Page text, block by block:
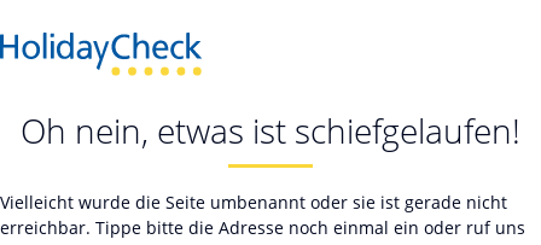
Oh nein, etwas ist schiefgelaufen!
Vielleicht wurde die Seite umbenannt oder sie ist gerade nicht
erreichbar. Tippe bitte die Adresse noch einmal ein oder ruf uns